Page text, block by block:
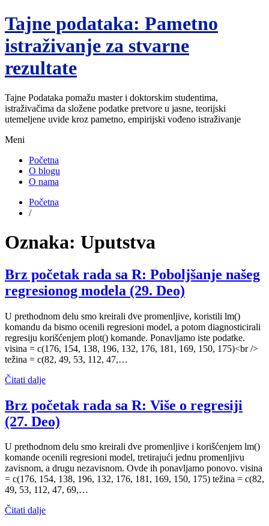
Tajne podataka: Pametno
istraživanje za stvarne
rezultate
Tajne Podataka pomažu master i doktorskim studentima,
istraživačima da složene podatke pretvore u jasne, teorijski
utemeljene uvide kroz pametno, empirijski vođeno istraživanje
Meni
Početna
O blogu
O nama
Početna
/
Oznaka: Uputstva
Brz početak rada sa R: Poboljšanje našeg
regresionog modela (29. Deo)
U prethodnom delu smo kreirali dve promenljive, koristili lm()
komandu da bismo ocenili regresioni model, a potom diagnosticirali
regresiju korišćenjem plot() komande. Ponavljamo iste podatke.
visina = c(176, 154, 138, 196, 132, 176, 181, 169, 150, 175)<br />
težina = c(82, 49, 53, 112, 47,…
Čitati dalje
Brz početak rada sa R: Više o regresiji
(27. Deo)
U prethodnom delu smo kreirali dve promenljive i korišćenjem lm()
komande ocenili regresioni model, tretirajući jednu promenljivu
zavisnom, a drugu nezavisnom. Ovde ih ponavljamo ponovo. visina
= c(176, 154, 138, 196, 132, 176, 181, 169, 150, 175) težina = c(82,
49, 53, 112, 47, 69,…
Čitati dalje